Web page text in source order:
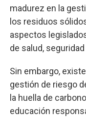
madurez en la
los residuos
aspectos
de salud,
Sin embargo,
gestión de riesgo
la huella de
educación